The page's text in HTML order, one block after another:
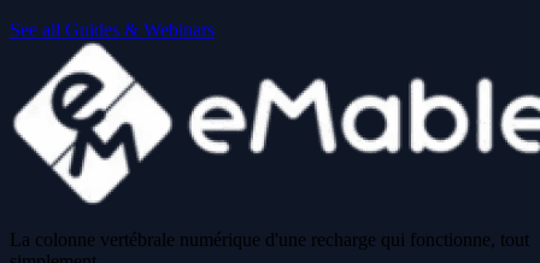
See all Guides & Webinars
La colonne vertébrale numérique d'une recharge qui fonctionne, tout